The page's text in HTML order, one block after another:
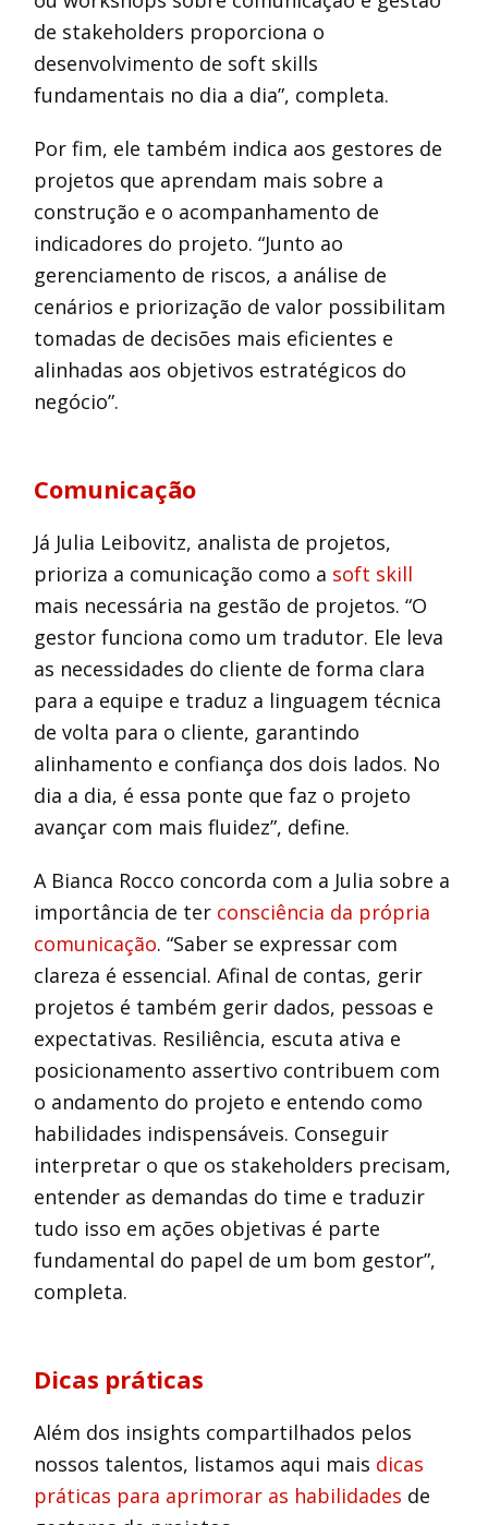
de stakeholders proporciona o
desenvolvimento de soft skills
fundamentais no dia a dia”, completa.
Por fim, ele também indica aos gestores de
projetos que aprendam mais sobre a
construção e o acompanhamento de
indicadores do projeto. “Junto ao
gerenciamento de riscos, a análise de
cenários e priorização de valor possibilitam
tomadas de decisões mais eficientes e
alinhadas aos objetivos estratégicos do
negócio”.
Comunicação
Já Julia Leibovitz, analista de projetos,
prioriza a comunicação como a soft skill
mais necessária na gestão de projetos. “O
gestor funciona como um tradutor. Ele leva
as necessidades do cliente de forma clara
para a equipe e traduz a linguagem técnica
de volta para o cliente, garantindo
alinhamento e confiança dos dois lados. No
dia a dia, é essa ponte que faz o projeto
avançar com mais fluidez”, define.
A Bianca Rocco concorda com a Julia sobre a
importância de ter consciência da própria
comunicação. “Saber se expressar com
clareza é essencial. Afinal de contas, gerir
projetos é também gerir dados, pessoas e
expectativas. Resiliência, escuta ativa e
posicionamento assertivo contribuem com
o andamento do projeto e entendo como
habilidades indispensáveis. Conseguir
interpretar o que os stakeholders precisam,
entender as demandas do time e traduzir
tudo isso em ações objetivas é parte
fundamental do papel de um bom gestor”,
completa.
Dicas práticas
Além dos insights compartilhados pelos
nossos talentos, listamos aqui mais dicas
práticas para aprimorar as habilidades de